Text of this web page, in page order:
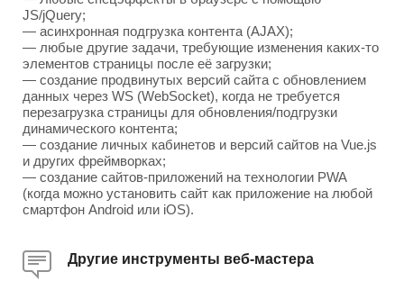
JS/jQuery;
— асинхронная подгрузка контента (AJAX);
— любые другие задачи, требующие изменения каких-то
элементов страницы после её загрузки;
— создание продвинутых версий сайта с обновлением
данных через WS (WebSocket), когда не требуется
перезагрузка страницы для обновления/подгрузки
динамического контента;
— создание личных кабинетов и версий сайтов на Vue.js
и других фреймворках;
— создание сайтов-приложений на технологии PWA
(когда можно установить сайт как приложение на любой
смартфон Android или iOS).
Другие инструменты веб-мастера